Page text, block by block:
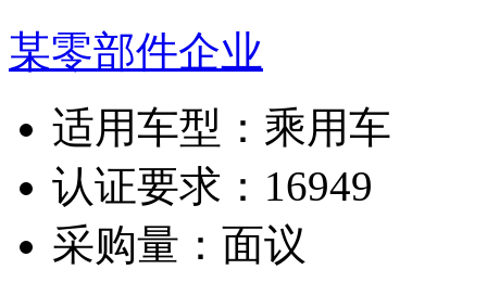
某零部件企业
适用车型： 乘用车
认证要求： 16949
采购量： 面议